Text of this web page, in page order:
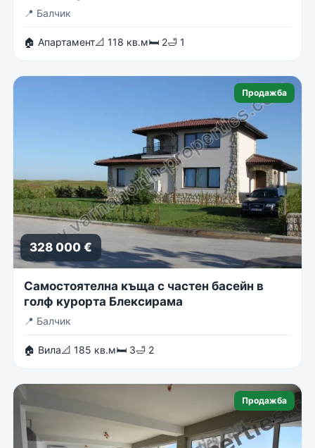
📍 Балчик
🏠 Апартамент📐 118 кв.м🛏 2🛁 1
Продажба
328 000 €
Самостоятелна къща с частен басейн в
голф курорта Блексирама
📍 Балчик
🏠 Вила📐 185 кв.м🛏 3🛁 2
Продажба